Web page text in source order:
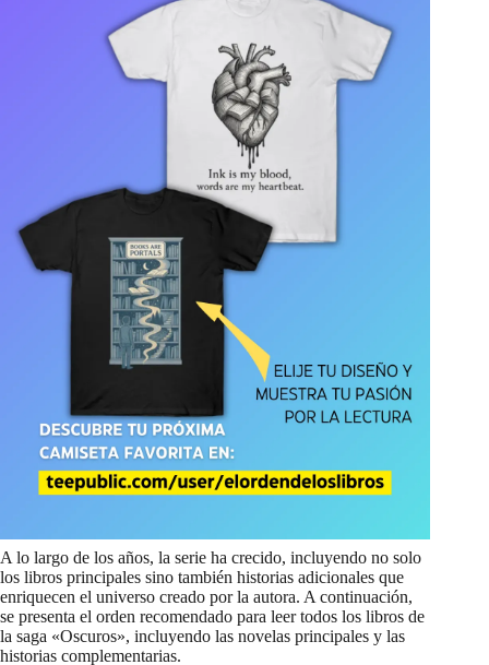
A lo largo de los años, la serie ha crecido, incluyendo no solo
los libros principales sino también historias adicionales que
enriquecen el universo creado por la autora. A continuación,
se presenta el orden recomendado para leer todos los libros de
la saga «Oscuros», incluyendo las novelas principales y las
historias complementarias.